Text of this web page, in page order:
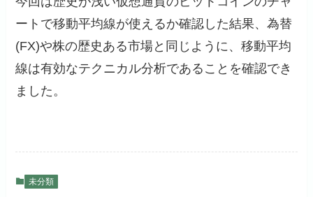
ートで移動平均線が使えるか確認した結果、為替
(FX)や株の歴史ある市場と同じように、移動平均
線は有効なテクニカル分析であることを確認でき
ました。
未分類